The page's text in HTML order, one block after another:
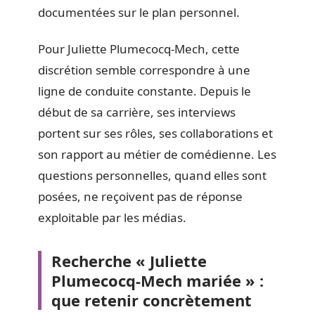
documentées sur le plan personnel.
Pour Juliette Plumecocq-Mech, cette
discrétion semble correspondre à une
ligne de conduite constante. Depuis le
début de sa carrière, ses interviews
portent sur ses rôles, ses collaborations et
son rapport au métier de comédienne. Les
questions personnelles, quand elles sont
posées, ne reçoivent pas de réponse
exploitable par les médias.
Recherche « Juliette
Plumecocq-Mech mariée » :
que retenir concrètement